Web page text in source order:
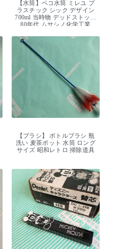
【水筒】ペコ水筒 ミレユ プ
ラスチック シック デザイン
700ml 当時物 デッドストック
80年代 ムサシノ化学工業
【ブラシ】 ボトルブラシ 瓶
洗い 麦茶ポット 水筒 ロング
サイズ 昭和レトロ 掃除道具